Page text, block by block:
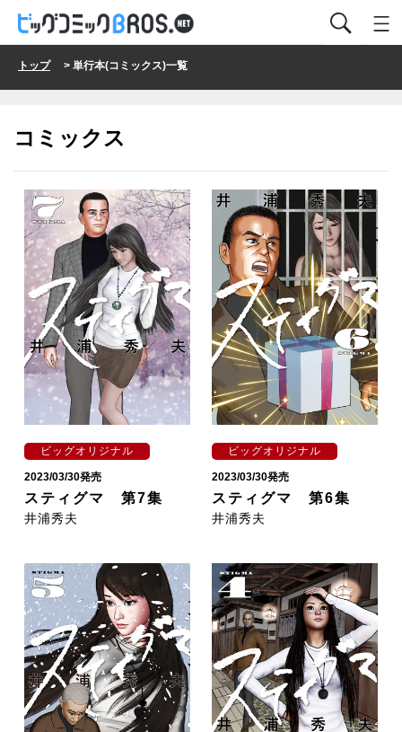
トップ> 単行本(コミックス)一覧
コミックス
ビッグオリジナル
2023/03/30発売
スティグマ 第7集
井浦秀夫
ビッグオリジナル
2023/03/30発売
スティグマ 第6集
井浦秀夫